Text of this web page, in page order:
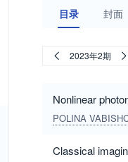
目录 封面
2023年2期
Nonlinear
POLINA
Classical